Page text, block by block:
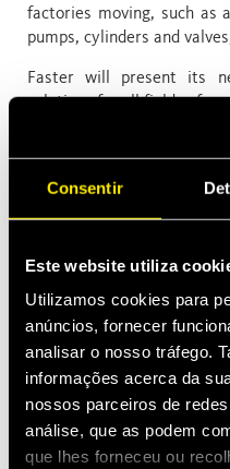
Consentir
Este website utiliza
Utilizamos cookies para
anúncios, fornecer
analisar o nosso tráfego.
informações acerca da
nossos parceiros de
análise, que as podem
que lhes forneceu ou
factories moving, such as
pumps, cylinders and
Faster will present its
solutions for all fields of
As últimas novidades
abr 13, 2026